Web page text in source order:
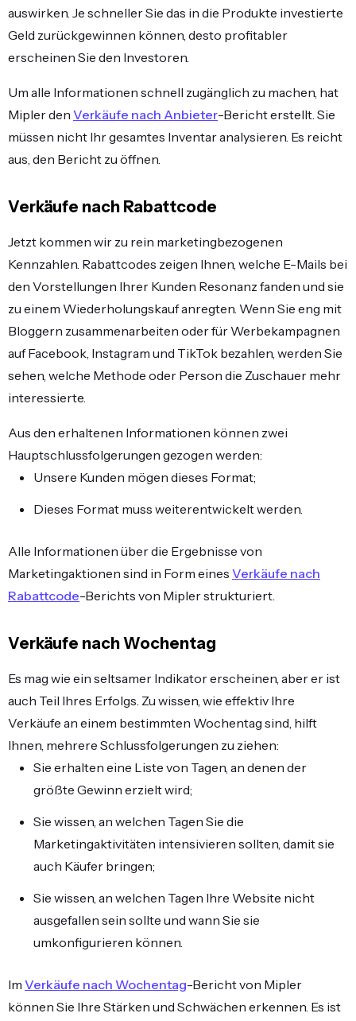
auswirken. Je schneller Sie das in die Produkte investierte
Geld zurückgewinnen können, desto profitabler
erscheinen Sie den Investoren.
Um alle Informationen schnell zugänglich zu machen, hat
Mipler den Verkäufe nach Anbieter-Bericht erstellt. Sie
müssen nicht Ihr gesamtes Inventar analysieren. Es reicht
aus, den Bericht zu öffnen.
Verkäufe nach Rabattcode
Jetzt kommen wir zu rein marketingbezogenen
Kennzahlen. Rabattcodes zeigen Ihnen, welche E-Mails bei
den Vorstellungen Ihrer Kunden Resonanz fanden und sie
zu einem Wiederholungskauf anregten. Wenn Sie eng mit
Bloggern zusammenarbeiten oder für Werbekampagnen
auf Facebook, Instagram und TikTok bezahlen, werden Sie
sehen, welche Methode oder Person die Zuschauer mehr
interessierte.
Aus den erhaltenen Informationen können zwei
Hauptschlussfolgerungen gezogen werden:
Unsere Kunden mögen dieses Format;
Dieses Format muss weiterentwickelt werden.
Alle Informationen über die Ergebnisse von
Marketingaktionen sind in Form eines Verkäufe nach
Rabattcode-Berichts von Mipler strukturiert.
Verkäufe nach Wochentag
Es mag wie ein seltsamer Indikator erscheinen, aber er ist
auch Teil Ihres Erfolgs. Zu wissen, wie effektiv Ihre
Verkäufe an einem bestimmten Wochentag sind, hilft
Ihnen, mehrere Schlussfolgerungen zu ziehen:
Sie erhalten eine Liste von Tagen, an denen der
größte Gewinn erzielt wird;
Sie wissen, an welchen Tagen Sie die
Marketingaktivitäten intensivieren sollten, damit sie
auch Käufer bringen;
Sie wissen, an welchen Tagen Ihre Website nicht
ausgefallen sein sollte und wann Sie sie
umkonfigurieren können.
Im Verkäufe nach Wochentag-Bericht von Mipler
können Sie Ihre Stärken und Schwächen erkennen. Es ist